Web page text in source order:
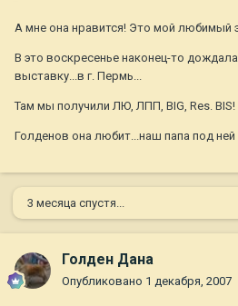
А мне она нравится! Это мой любимый
В это воскресенье наконец-то
выставку...в г. Пермь...
Там мы получили ЛЮ, ЛПП, BIG, Res. BIS!
Голденов она любит...наш папа под ней
3 месяца спустя...
Голден Дана
Опубликовано 1 декабря, 2007